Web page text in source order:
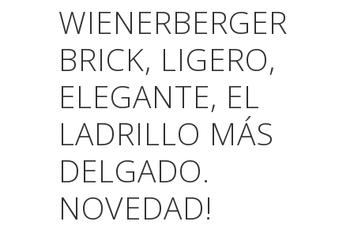
WIENERBERGER
BRICK, LIGERO,
ELEGANTE, EL
LADRILLO MÁS
DELGADO.
NOVEDAD!